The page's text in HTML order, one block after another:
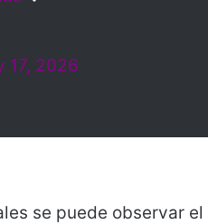
17, 2026
se puede observar